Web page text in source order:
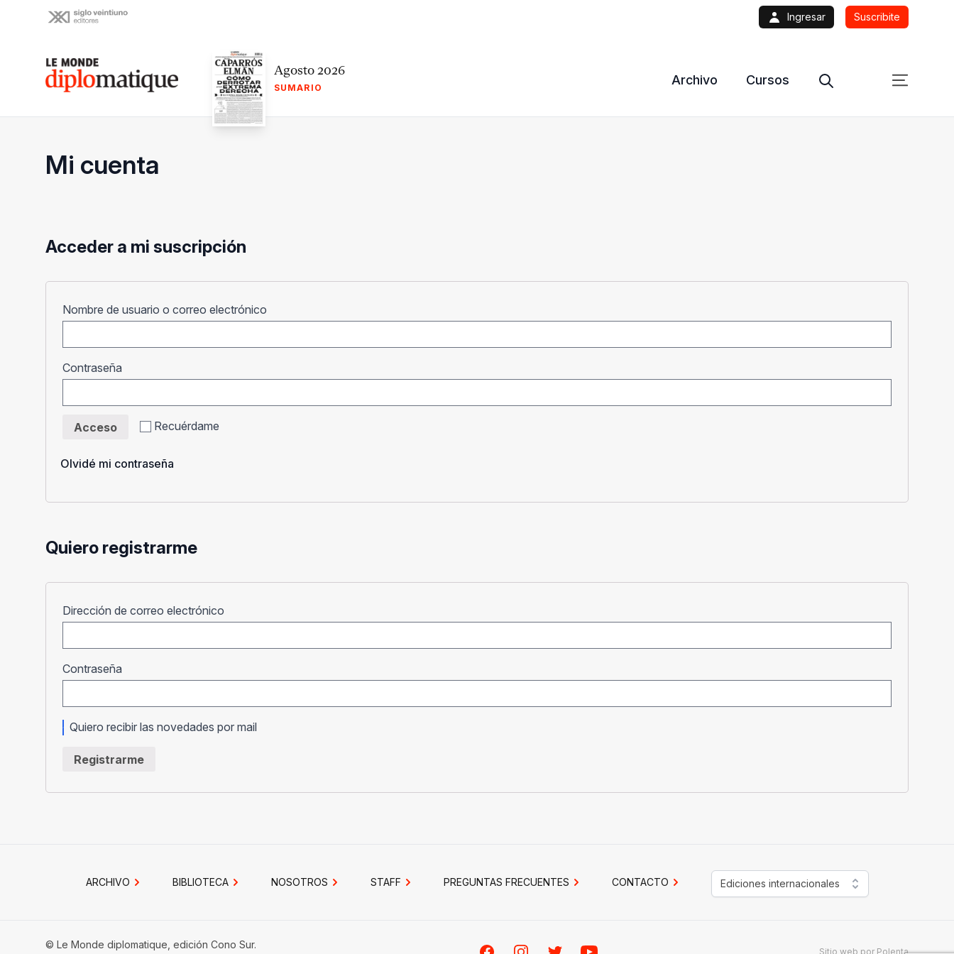
Ingresar Suscribite
Le monde diplomatique Agosto 2026
SUMARIO
Archivo Cursos
Mi cuenta
Acceder a mi suscripción
Nombre de usuario o correo electrónico
Contraseña
Recuérdame
Acceso
Olvidé mi contraseña
Quiero registrarme
Dirección de correo electrónico
Contraseña
Quiero recibir las novedades por mail
Registrarme
ARCHIVO BIBLIOTECA NOSOTROS STAFF PREGUNTAS FRECUENTES CONTACTO Ediciones internacionales
© Le Monde diplomatique, edición Cono Sur.
Sitio web por Polenta